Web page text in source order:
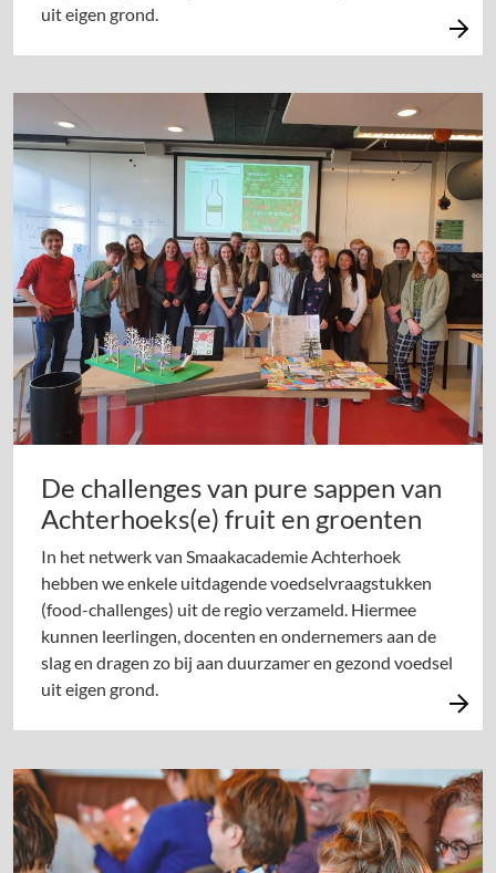
uit eigen grond.
De challenges van pure sappen van
Achterhoeks(e) fruit en groenten
In het netwerk van Smaakacademie Achterhoek
hebben we enkele uitdagende voedselvraagstukken
(food-challenges) uit de regio verzameld. Hiermee
kunnen leerlingen, docenten en ondernemers aan de
slag en dragen zo bij aan duurzamer en gezond voedsel
uit eigen grond.